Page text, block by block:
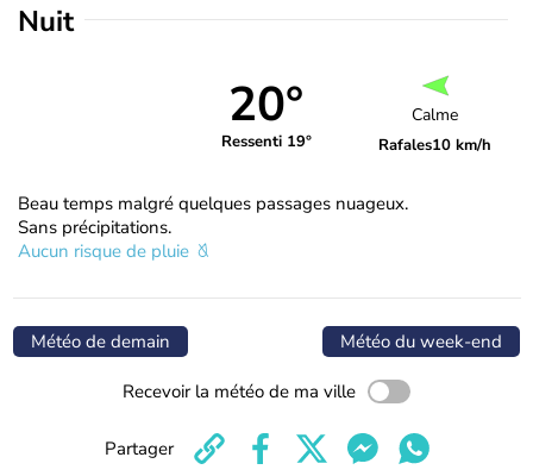
Nuit
20°
Ressenti 19°
Calme
Rafales10 km/h
Beau temps malgré quelques passages nuageux.
Sans précipitations.
Aucun risque de pluie
Météo de demain Météo du week-end
Recevoir la météo de ma ville
Partager